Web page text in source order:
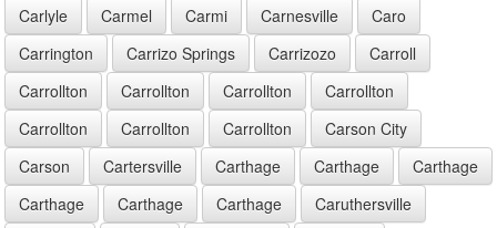
Carlyle Carmel Carmi Carnesville
Caro
Carrington
Carrizo Springs Carrizozo
Carroll
Carrollton
Carrollton Carrollton
Carrollton
Carrollton
Carrollton Carrollton
Carson City
Carson
Cartersville Carthage Carthage
Carthage
Carthage
Carthage Carthage
Caruthersville